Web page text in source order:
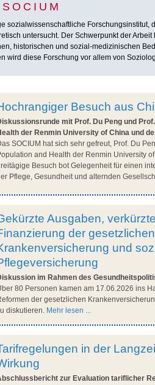
sozialwissenschaftliche
untersucht. Der Schwerpunkt der
historischen und sozial-medizinischen
wird diese Forschung vor allem von
Besuch aus
mit Prof. Du Peng und
der Renmin University of China und
SOCIUM hat sich sehr gefreut, Prof. Du
and Health der Renmin University
Besuch bot Gelegenheit für einen
Pflege, Gesundheit und alternden
Ausgaben,
der gesetzlichen
und
im Rahmen des
80 Personen kamen am 17.06.2026 ins
der gesetzlichen
diskutieren. Mehr lesen ...
in der
zur Evaluation tariflicher